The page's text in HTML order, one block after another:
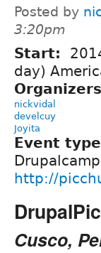
Posted by
3:20pm
Start:
day)
nickvidal
develcuy
Joyita
Event
http://
Cusco,